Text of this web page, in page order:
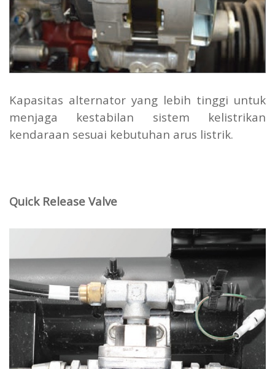
Kapasitas alternator yang lebih tinggi untuk
menjaga kestabilan sistem kelistrikan
kendaraan sesuai kebutuhan arus listrik.
Quick Release Valve